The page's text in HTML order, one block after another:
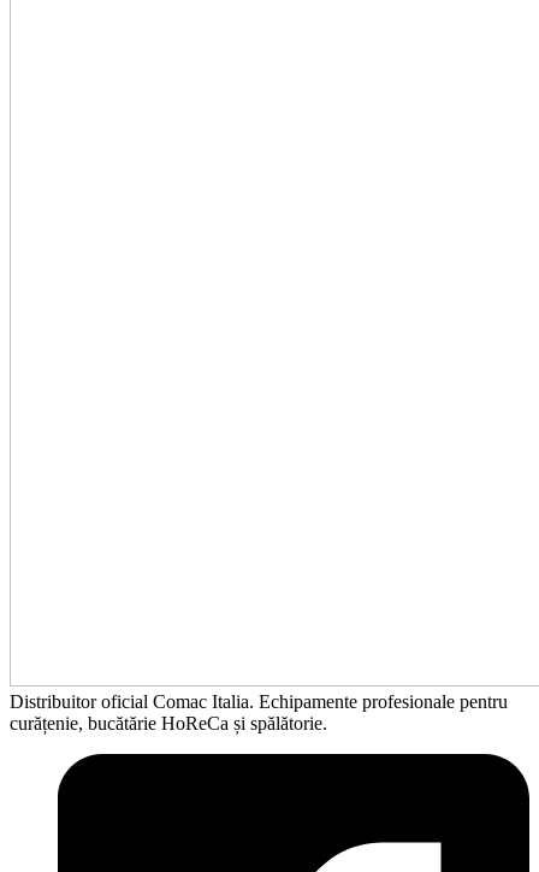
Distribuitor oficial Comac Italia. Echipamente profesionale pentru
curățenie, bucătărie HoReCa și spălătorie.